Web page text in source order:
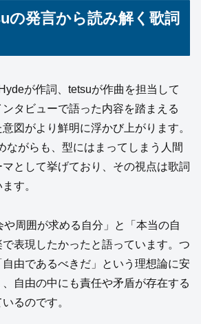
の発言から読み解く歌詞
が作詞、tetsuが作曲を担当して
タビューで語った内容を踏まえる
図がより鮮明に浮かび上がります。
ながらも、型にはまってしまう人間
として挙げており、その視点は歌詞
す。
周囲が求める自分」と「本当の自
表現したかったと語っています。つ
由であるべきだ」という理想論に安
自由の中にも責任や矛盾が存在する
るのです。